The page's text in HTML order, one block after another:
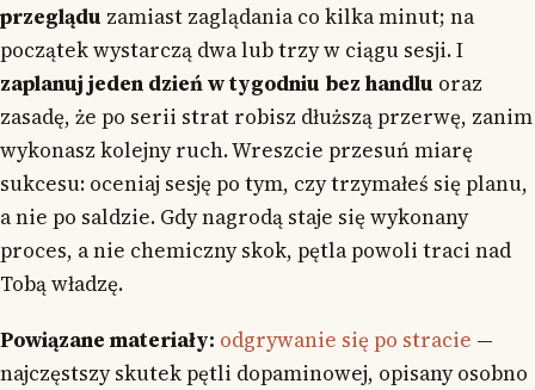
przeglądu zamiast zaglądania co kilka minut; na
początek wystarczą dwa lub trzy w ciągu sesji. I
zaplanuj jeden dzień w tygodniu bez handlu oraz
zasadę, że po serii strat robisz dłuższą przerwę, zanim
wykonasz kolejny ruch. Wreszcie przesuń miarę
sukcesu: oceniaj sesję po tym, czy trzymałeś się planu,
a nie po saldzie. Gdy nagrodą staje się wykonany
proces, a nie chemiczny skok, pętla powoli traci nad
Tobą władzę.
Powiązane materiały: odgrywanie się po stracie —
najczęstszy skutek pętli dopaminowej, opisany osobno